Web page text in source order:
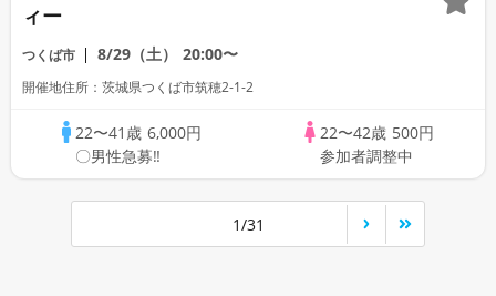
ィー
つくば市 8/29（土） 20:00〜
開催地住所：茨城県つくば市筑穂2-1-2
22〜41歳 6,000円
〇男性急募‼
22〜42歳 500円
参加者調整中
1/31